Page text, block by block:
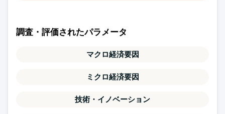
調査・評価されたパラメータ
マクロ経済要因
ミクロ経済要因
技術・イノベーション